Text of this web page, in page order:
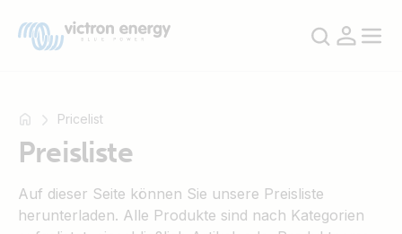
Zum
Beispiel
SmartSolar
Pricelist
Preisliste
Auf dieser Seite können Sie unsere Preisliste
herunterladen. Alle Produkte sind nach Kategorien